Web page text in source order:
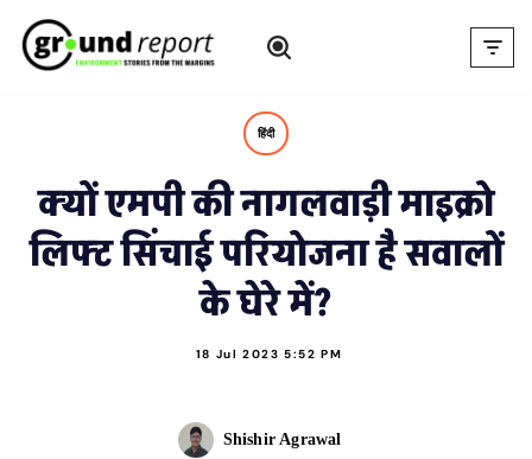
Skip
हिंदी
क्यों एमपी की नागलवाड़ी माइक्रो
लिफ्ट सिंचाई परियोजना है सवालों
के घेरे में?
18 Jul 2023 5:52 PM
Shishir Agrawal